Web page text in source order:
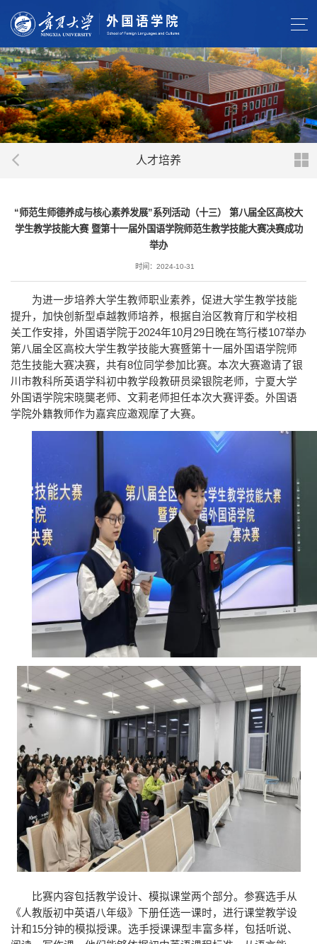
人才培养
“师范生师德养成与核心素养发展”系列活动（十三） 第八届全区高校大
学生教学技能大赛 暨第十一届外国语学院师范生教学技能大赛决赛成功
举办
时间：2024-10-31
为进一步培养大学生教师职业素养，促进大学生教学技能
提升，加快创新型卓越教师培养，根据自治区教育厅和学校相
关工作安排，外国语学院于2024年10月29日晚在笃行楼107举办
第八届全区高校大学生教学技能大赛暨第十一届外国语学院师
范生技能大赛决赛，共有8位同学参加比赛。本次大赛邀请了银
川市教科所英语学科初中教学段教研员梁银院老师，宁夏大学
外国语学院宋晓龑老师、文莉老师担任本次大赛评委。外国语
学院外籍教师作为嘉宾应邀观摩了大赛。
比赛内容包括教学设计、模拟课堂两个部分。参赛选手从
《人教版初中英语八年级》下册任选一课时，进行课堂教学设
计和15分钟的模拟授课。选手授课课型丰富多样，包括听说、